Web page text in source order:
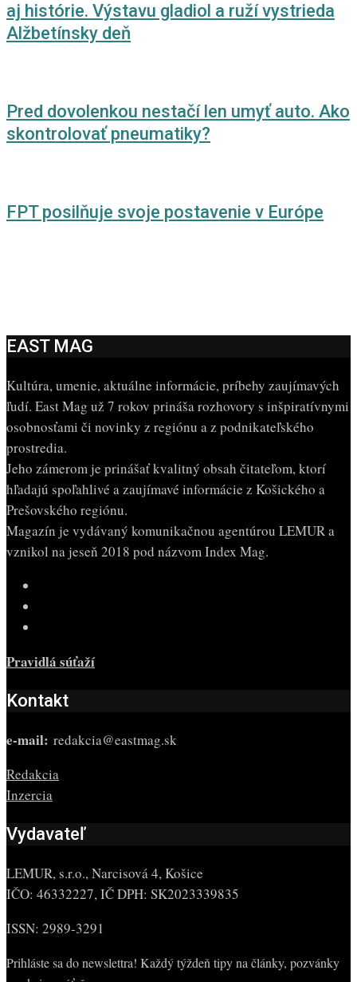
aj histórie. Výstavu gladiol a ruží vystrieda
Alžbetínsky deň
Pred dovolenkou nestačí len umyť auto. Ako
skontrolovať pneumatiky?
FPT posilňuje svoje postavenie v Európe
EAST MAG
Kultúra, umenie, aktuálne informácie, príbehy zaujímavých
ľudí. East Mag už 7 rokov prináša rozhovory s inšpiratívnymi
osobnosťami či novinky z regiónu a z podnikateľského
prostredia.
Jeho zámerom je prinášať kvalitný obsah čitateľom, ktorí
hľadajú spoľahlivé a zaujímavé informácie z Košického a
Prešovského regiónu.
Magazín je vydávaný komunikačnou agentúrou LEMUR a
vznikol na jeseň 2018 pod názvom Index Mag.
Pravidlá súťaží
Kontakt
e-mail: redakcia@eastmag.sk
Redakcia
Inzercia
Vydavateľ
LEMUR, s.r.o., Narcisová 4, Košice
IČO: 46332227, IČ DPH: SK2023339835
ISSN: 2989-3291
Prihláste sa do newslettra! Každý týždeň tipy na články, pozvánky